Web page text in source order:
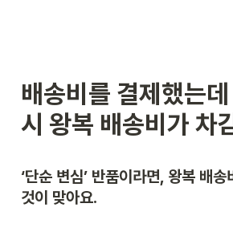
배송비를 결제했는
시 왕복 배송비가 차
‘단순 변심’ 반품이라면, 왕복 배
것이 맞아요.